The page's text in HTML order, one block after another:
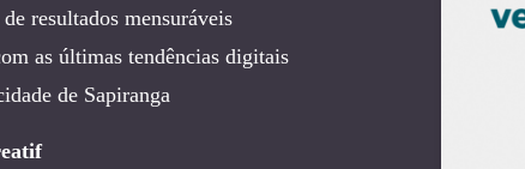
resultados mensuráveis
as últimas tendências digitais
de Sapiranga